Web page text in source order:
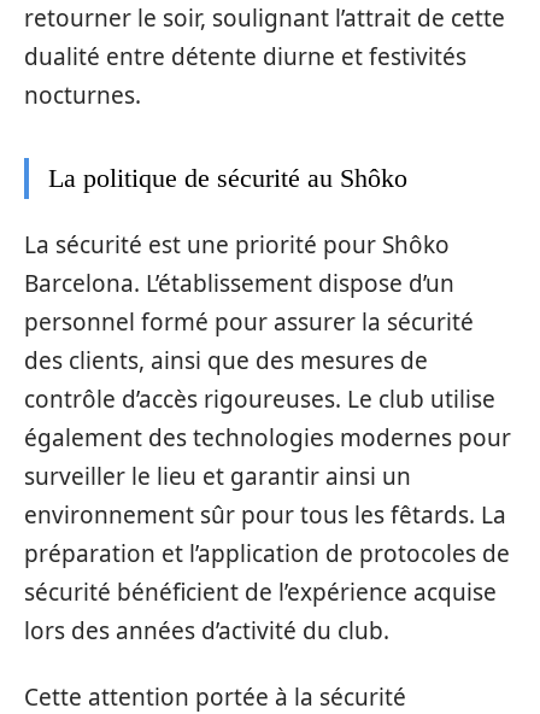
retourner le soir, soulignant l’attrait de cette
dualité entre détente diurne et festivités
nocturnes.
La politique de sécurité au Shôko
La sécurité est une priorité pour Shôko
Barcelona. L’établissement dispose d’un
personnel formé pour assurer la sécurité
des clients, ainsi que des mesures de
contrôle d’accès rigoureuses. Le club utilise
également des technologies modernes pour
surveiller le lieu et garantir ainsi un
environnement sûr pour tous les fêtards. La
préparation et l’application de protocoles de
sécurité bénéficient de l’expérience acquise
lors des années d’activité du club.
Cette attention portée à la sécurité